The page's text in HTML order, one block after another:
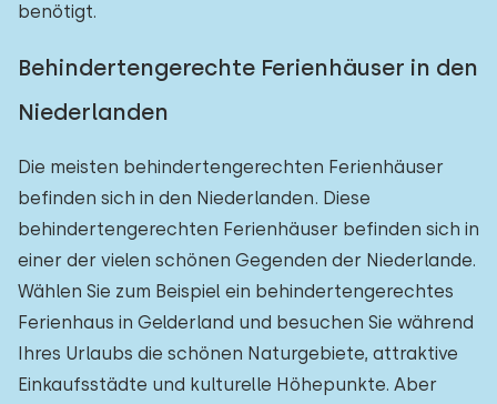
benötigt.
Behindertengerechte Ferienhäuser in den
Niederlanden
Die meisten behindertengerechten Ferienhäuser
befinden sich in den Niederlanden. Diese
behindertengerechten Ferienhäuser befinden sich in
einer der vielen schönen Gegenden der Niederlande.
Wählen Sie zum Beispiel ein behindertengerechtes
Ferienhaus in Gelderland und besuchen Sie während
Ihres Urlaubs die schönen Naturgebiete, attraktive
Einkaufsstädte und kulturelle Höhepunkte. Aber